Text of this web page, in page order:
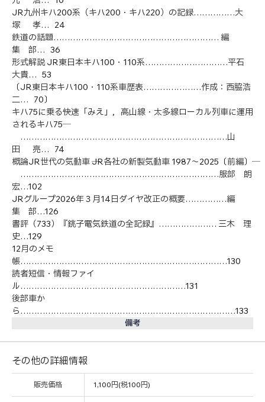
JR九州キハ200系（キハ200・キハ220）の記録……………大
塚 孝… 24
鉄道の話題…………………………………………………… 編
集 部… 36
形式解説 JR東日本キハ100・110系…………………………平石
大貴… 53
〔JR東日本キハ100・110系車歴表…………………作成：西脇浩
二… 70〕
キハ75に乗る─快速「みえ」，高山線・太多線ローカル列車に運用
されるキハ75─
…………………………………………………………………山
田 亮… 74
概論JR世代の気動車 ─JR各社の新製気動車 1987〜2025〔前編〕─
………………………………………………………………服部 朗
宏…102
JRグループ2026年３月14日ダイヤ改正の概要……………編
集 部…126
書評（733）『銚子電気鉄道の全記録』………………… 三木 理
史…129
12月のメモ
帳…………………………………………………………………130
読者短信・情報ファイ
ル……………………………………………………131
後部車か
ら……………………………………………………………………133
備考
その他の詳細情報
販売価格 1,100円(税100円)